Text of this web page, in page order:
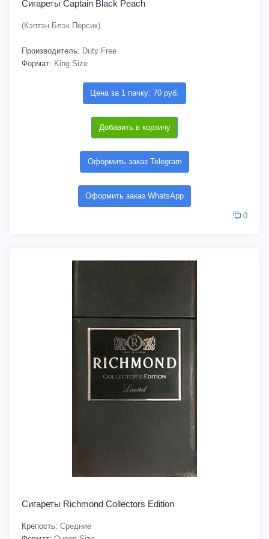
Сигареты Captain Black Peach
(Кэптэн Блэк Персик)
Производитель: Duty Free
Формат: King Size
Цена за 1 пачку: 70 руб.
Добавить в корзину
Оформить заказ Telegram
Оформить заказ WhatsApp
0
Сигареты Richmond Collectors Edition
Крепость: Средние